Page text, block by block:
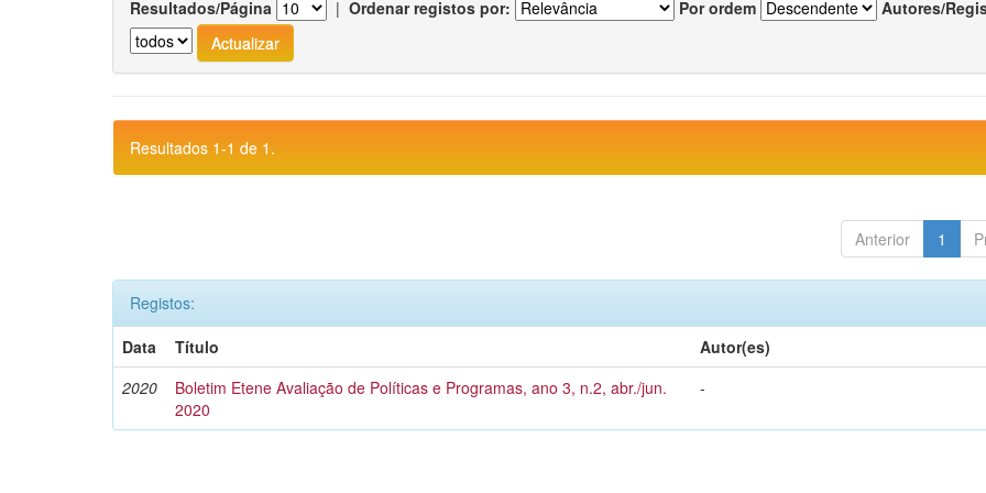
Resultados/Página | Ordenar registos por: Por ordem Autores/
Resultados 1-1 de 1.
Anterior 1
Registos:
Data
Título
Autor(es)
2020
Boletim Etene Avaliação de Políticas e Programas, ano 3, n.2, abr./jun.
2020
-